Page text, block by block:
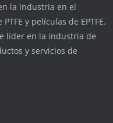
la industria en el
y películas de EPTFE.
líder en la industria de
y servicios de